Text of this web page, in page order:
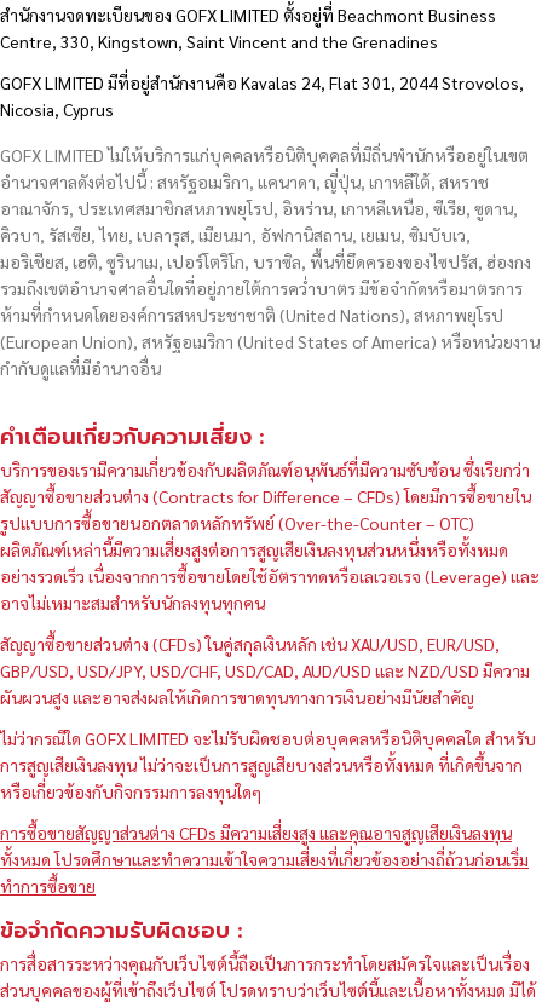
สำนักงานจดทะเบียนของ GOFX LIMITED ตั้งอยู่ที่ Beachmont Business
Centre, 330, Kingstown, Saint Vincent and the Grenadines
GOFX LIMITED มีที่อยู่สำนักงานคือ Kavalas 24, Flat 301, 2044 Strovolos,
Nicosia, Cyprus
GOFX LIMITED ไม่ให้บริการแก่บุคคลหรือนิติบุคคลที่มีถิ่นพำนักหรืออยู่ในเขต
อำนาจศาลดังต่อไปนี้ : สหรัฐอเมริกา, แคนาดา, ญี่ปุ่น, เกาหลีใต้, สหราช
อาณาจักร, ประเทศสมาชิกสหภาพยุโรป, อิหร่าน, เกาหลีเหนือ, ซีเรีย, ซูดาน,
คิวบา, รัสเซีย, ไทย, เบลารุส, เมียนมา, อัฟกานิสถาน, เยเมน, ซิมบับเว,
มอริเชียส, เฮติ, ซูรินาเม, เปอร์โตริโก, บราซิล, พื้นที่ยึดครองของไซปรัส, ฮ่องกง
รวมถึงเขตอำนาจศาลอื่นใดที่อยู่ภายใต้การคว่ำบาตร มีข้อจำกัดหรือมาตรการ
ห้ามที่กำหนดโดยองค์การสหประชาชาติ (United Nations), สหภาพยุโรป
(European Union), สหรัฐอเมริกา (United States of America) หรือหน่วยงาน
กำกับดูแลที่มีอำนาจอื่น
คำเตือนเกี่ยวกับความเสี่ยง :
บริการของเรามีความเกี่ยวข้องกับผลิตภัณฑ์อนุพันธ์ที่มีความซับซ้อน ซึ่งเรียกว่า
สัญญาซื้อขายส่วนต่าง (Contracts for Difference – CFDs) โดยมีการซื้อขายใน
รูปแบบการซื้อขายนอกตลาดหลักทรัพย์ (Over-the-Counter – OTC)
ผลิตภัณฑ์เหล่านี้มีความเสี่ยงสูงต่อการสูญเสียเงินลงทุนส่วนหนึ่งหรือทั้งหมด
อย่างรวดเร็ว เนื่องจากการซื้อขายโดยใช้อัตราทดหรือเลเวอเรจ (Leverage) และ
อาจไม่เหมาะสมสำหรับนักลงทุนทุกคน
สัญญาซื้อขายส่วนต่าง (CFDs) ในคู่สกุลเงินหลัก เช่น XAU/USD, EUR/USD,
GBP/USD, USD/JPY, USD/CHF, USD/CAD, AUD/USD และ NZD/USD มีความ
ผันผวนสูง และอาจส่งผลให้เกิดการขาดทุนทางการเงินอย่างมีนัยสำคัญ
ไม่ว่ากรณีใด GOFX LIMITED จะไม่รับผิดชอบต่อบุคคลหรือนิติบุคคลใด สำหรับ
การสูญเสียเงินลงทุน ไม่ว่าจะเป็นการสูญเสียบางส่วนหรือทั้งหมด ที่เกิดขึ้นจาก
หรือเกี่ยวข้องกับกิจกรรมการลงทุนใดๆ
การซื้อขายสัญญาส่วนต่าง CFDs มีความเสี่ยงสูง และคุณอาจสูญเสียเงินลงทุน
ทั้งหมด โปรดศึกษาและทำความเข้าใจความเสี่ยงที่เกี่ยวข้องอย่างถี่ถ้วนก่อนเริ่ม
ทำการซื้อขาย
ข้อจำกัดความรับผิดชอบ :
การสื่อสารระหว่างคุณกับเว็บไซต์นี้ถือเป็นการกระทำโดยสมัครใจและเป็นเรื่อง
ส่วนบุคคลของผู้ที่เข้าถึงเว็บไซต์ โปรดทราบว่าเว็บไซต์นี้และเนื้อหาทั้งหมด มิได้